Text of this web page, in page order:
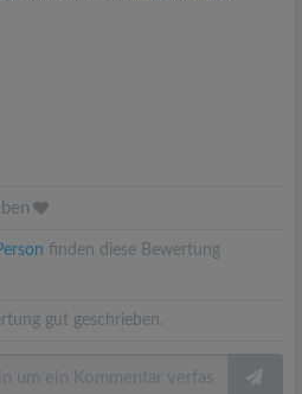
finden diese Bewertung
gut geschrieben.